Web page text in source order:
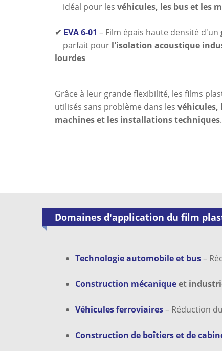
idéal pour les véhicules, les bus et les
✔ EVA 6-01 – Film épais haute densité d'un
parfait pour l'isolation acoustique
lourdes
Grâce à leur grande flexibilité, les films
utilisés sans problème dans les véhicules,
machines et les installations techniques.
Domaines d'application du film
Technologie automobile et bus–
Construction mécaniqueet
Véhicules ferroviaires– Réduction
Construction de boîtiers et de